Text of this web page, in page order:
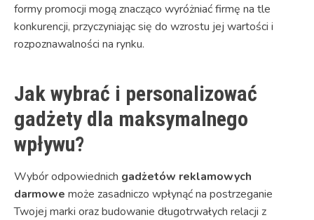
formy promocji mogą znacząco wyróżniać firmę na tle
konkurencji, przyczyniając się do wzrostu jej wartości i
rozpoznawalności na rynku.
Jak wybrać i personalizować
gadżety dla maksymalnego
wpływu?
Wybór odpowiednich gadżetów reklamowych
darmowe może zasadniczo wpłynąć na postrzeganie
Twojej marki oraz budowanie długotrwałych relacji z